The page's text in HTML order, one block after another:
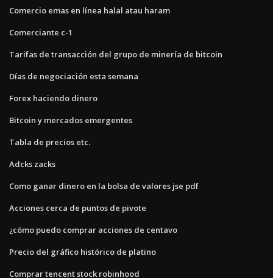
Comercio emas en línea halal atau haram
Comerciante c-1
Tarifas de transacción del grupo de minería de bitcoin
Días de negociación esta semana
Forex haciendo dinero
Bitcoin y mercados emergentes
Tabla de precios etc.
Adcks zacks
Como ganar dinero en la bolsa de valores jse pdf
Acciones cerca de puntos de pivote
¿cómo puedo comprar acciones de centavo
Precio del gráfico histórico de platino
Comprar tencent stock robinhood